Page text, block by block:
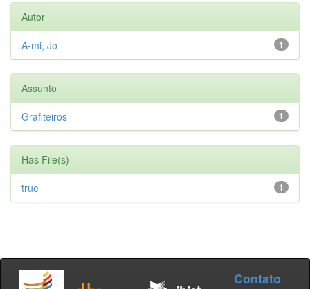
Autor
1
A-mi, Jo
Assunto
1
Grafiteiros
Has File(s)
1
true
Contato